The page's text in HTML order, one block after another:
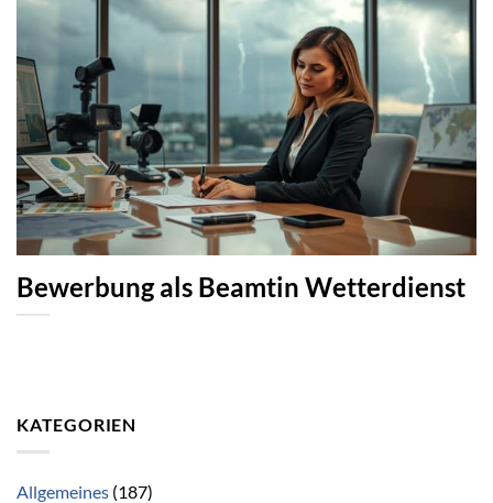
Bewerbung als Beamtin Wetterdienst
KATEGORIEN
Allgemeines (187)